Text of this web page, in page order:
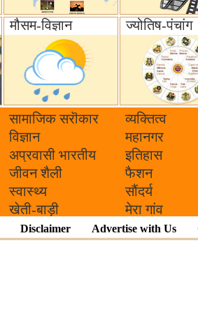
मौसम-विज्ञान ज्योतिष-पंचांग
सामाजिक सरॊकार‌
व्यक्तित्व
विज्ञान
महानगर
अप्रवासी भारतीय
इतिहास
जीवन शैली
फैशन
स्वास्थ्य
सौंदर्य
खेती-बाड़ी मेरा गांव
Disclaimer Advertise with Us